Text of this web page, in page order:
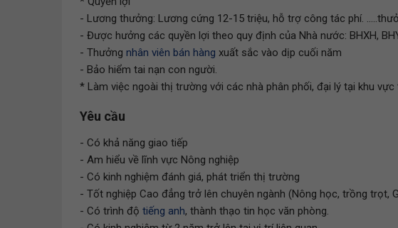
- Lương thưởng: Lương cứng 12-15 triệu, hỗ trợ công tác phí.
- Được hưởng các quyền lợi theo quy định của Nhà nước: BHXH,
- Thưởng nhân viên bán hàng xuất sắc vào dịp cuối năm
- Bảo hiểm tai nạn con người.
* Làm việc ngoài thị trường với các nhà phân phối, đại lý tại khu vực
Yêu cầu
- Có khả năng giao tiếp
- Am hiểu về lĩnh vực Nông nghiệp
- Có kinh nghiệm đánh giá, phát triển thị trường
- Tốt nghiệp Cao đẳng trở lên chuyên ngành (Nông học, trồng trọt,
- Có trình độ tiếng anh, thành thạo tin học văn phòng.